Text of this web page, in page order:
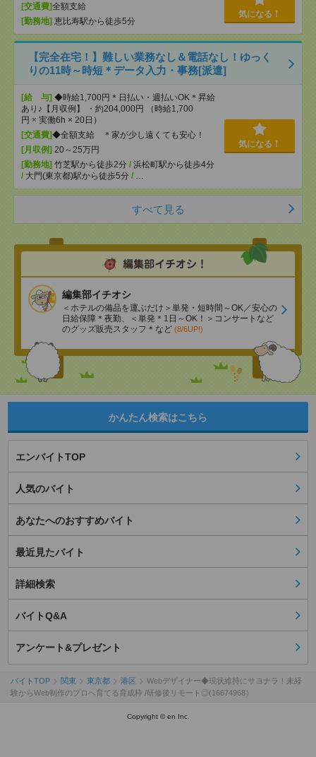
[交通費]全額支給
[勤務地] 恵比寿駅から徒歩5分
気になる！
【完全在宅！】難しい業務なし＆電話なし！ゆっく
りの11時～時短＊データ入力・事務[派遣]
[給 与] ◆時給1,700円＊日払い・週払いOK＊昇給
あり♪【月収例】 ・約204,000円 （時給1,700
円 × 実働6h × 20日）
[交通費]◆全額支給 ＊家が少し遠くても安心！
[月収例] 20～25万円
[勤務地] 竹芝駅から徒歩2分 / 浜松町駅から徒歩4分
/ 大門(東京都)駅から徒歩5分 /
気になる！
すべて見る
編集部イチオシ
＜ホテルの備品を運ぶだけ＞単発・短時間～OK／安心の
日給保障＊夜勤、＜単発＊1日～OK！＞コンサートなど
のグッズ販売スタッフ＊など (8/6UP!)
かんたん検索はこちら
エンバイトTOP
人気のバイト
あなたへのおすすめバイト
最近見たバイト
詳細検索
バイトQ&A
アンケート&プレゼント
バイトTOP 関東 東京都 港区
Webデザイナー◆現状維持にサヨナラ！未経
験からWeb制作のプロへ育てる育成枠 /研修後リモート◎(16674968）
Copyright © en Inc.